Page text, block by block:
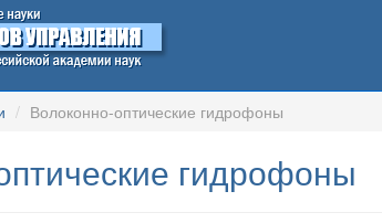
Волоконно-оптические гидрофоны
гидрофоны